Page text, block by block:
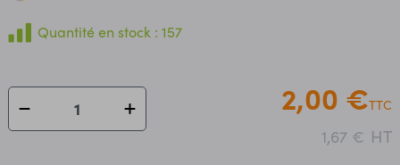
Quantité en stock : 157
2,00 €TTC
1,67 € HT